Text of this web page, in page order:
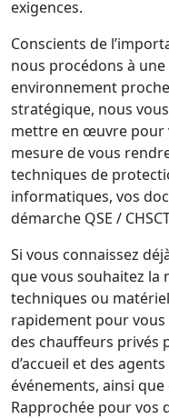
exigences.
Conscients de
nous procédons à
environnement
stratégique, nous
mettre en œuvre pour
mesure de vous
techniques de
informatiques, vos
démarche QSE /
Si vous connaissez
que vous souhaitez la
techniques ou
rapidement pour
des chauffeurs privés
d’accueil et des
événements, ainsi
Rapprochée pour vos